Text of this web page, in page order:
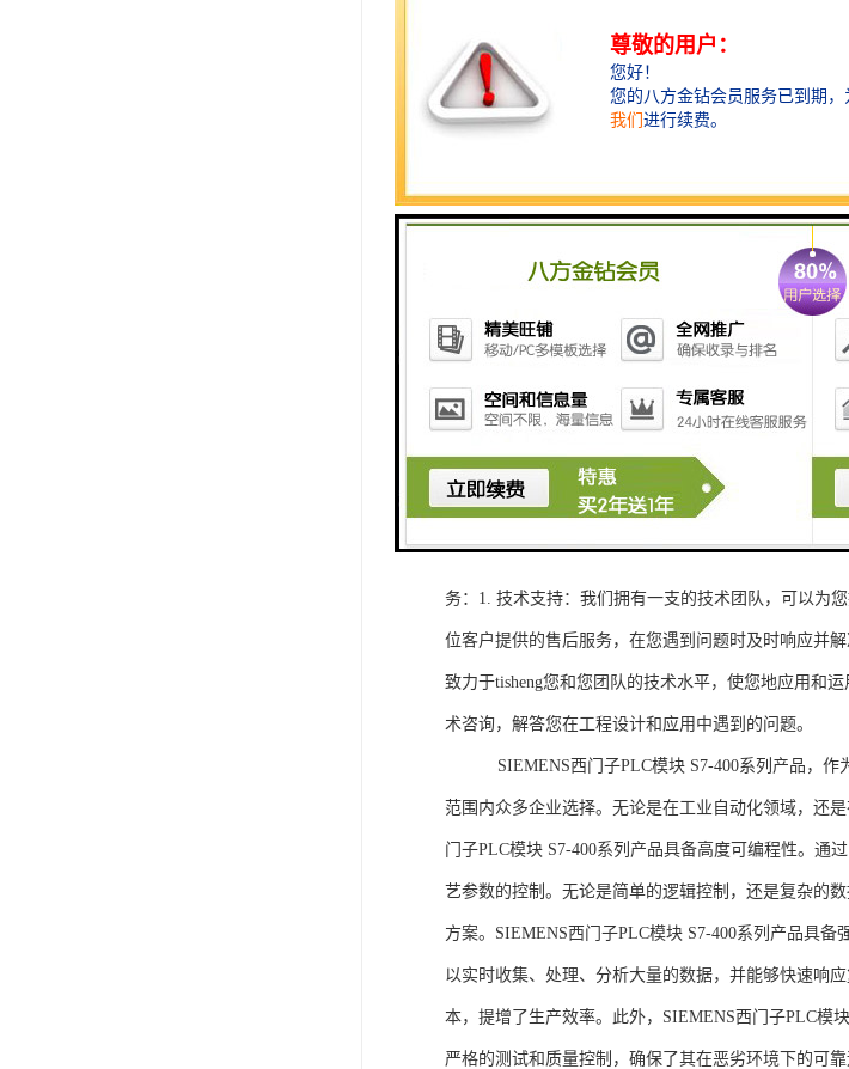
灵活配置：多种通信接口和编程模式可选，满足不同用
快速部署：配备了完善的软件工具和技术支持，可快
在智能科技、自动化科技和机电领域内有着到的见解
SIEMENS西门子PLC模块S7-300系列产品是一系
系列中的重要组成部分，S7-300系列产品具有以下突出
1. 灵活性和可扩展性：S7-300系列产品设计特，可根
2. 高速、高精度的模拟量输入输出：S7-300系列产品
3. 高可靠性和稳定性：S7-300系列产品采用的硬件和
4. 灵活可编程：S7-300系列产品采用TIA Portal开发环
工程师提供了更多编程选择。
5. 可靠的通讯接口：S7-300系列产品配备丰富的通讯
购买SIEMENS西门子PLC模块S7-300系列产品，不
务：1. 技术支持：我们拥有一支的技术团队，可以为
位客户提供的售后服务，在您遇到问题时及时响应并
致力于tisheng您和您团队的技术水平，使您地应用和
术咨询，解答您在工程设计和应用中遇到的问题。
SIEMENS西门子PLC模块 S7-400系列产品，作为
范围内众多企业选择。无论是在工业自动化领域，还
门子PLC模块 S7-400系列产品具备高度可编程性。通
艺参数的控制。无论是简单的逻辑控制，还是复杂的
方案。SIEMENS西门子PLC模块 S7-400系列产品具
以实时收集、处理、分析大量的数据，并能够快速响
本，提增了生产效率。此外，SIEMENS西门子PLC模
严格的测试和质量控制，确保了其在恶劣环境下的可